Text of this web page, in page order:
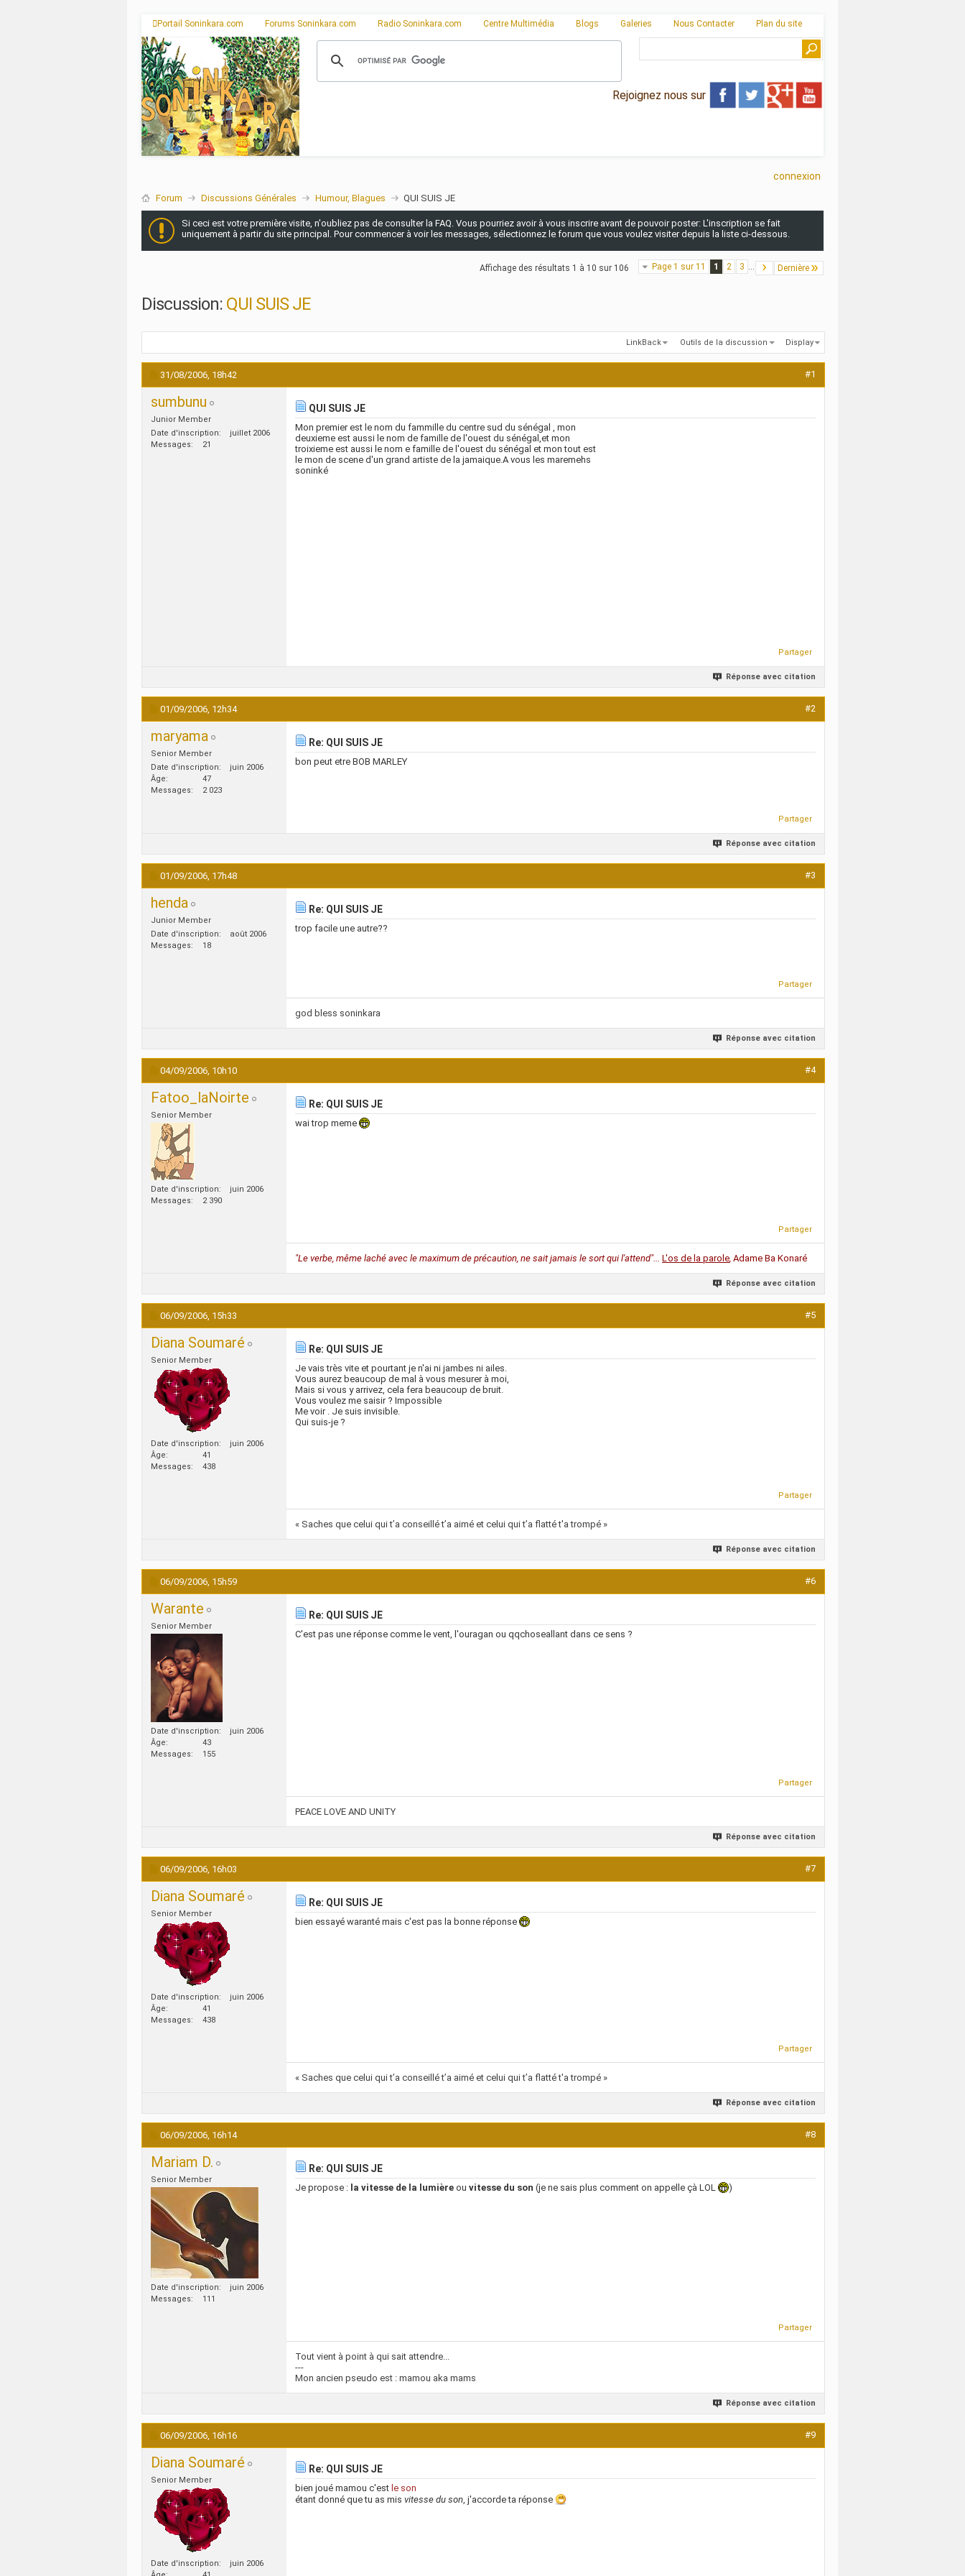
Portail Soninkara.com Forums Soninkara.com Radio Soninkara.com Centre Multimédia Blogs Galeries Nous Contacter Plan du site
Rejoignez nous sur
connexion
Forum Discussions Générales Humour, Blagues QUI SUIS JE
Si ceci est votre première visite, n'oubliez pas de consulter la FAQ. Vous pourriez avoir à vous inscrire avant de pouvoir poster: L'inscription se fait
uniquement à partir du site principal. Pour commencer à voir les messages, sélectionnez le forum que vous voulez visiter depuis la liste ci-dessous.
Page 1 sur 11 1 2 3 ... Dernière
Affichage des résultats 1 à 10 sur 106
Discussion: QUI SUIS JE
LinkBack Outils de la discussion Display
31/08/2006, 18h42 #1
sumbunu
Junior Member
Date d'inscription
juillet 2006
Messages
21
QUI SUIS JE
Mon premier est le nom du fammille du centre sud du sénégal , mon
deuxieme est aussi le nom de famille de l'ouest du sénégal,et mon
troixieme est aussi le nom e famille de l'ouest du sénégal et mon tout est
le mon de scene d'un grand artiste de la jamaique.A vous les maremehs
soninké
Partager
Réponse avec citation
01/09/2006, 12h34 #2
maryama
Senior Member
Date d'inscription
juin 2006
Âge
47
Messages
2 023
Re: QUI SUIS JE
bon peut etre BOB MARLEY
Partager
Réponse avec citation
01/09/2006, 17h48 #3
henda
Junior Member
Date d'inscription
août 2006
Messages
18
Re: QUI SUIS JE
trop facile une autre??
Partager
god bless soninkara
Réponse avec citation
04/09/2006, 10h10 #4
Fatoo_laNoirte
Senior Member
Date d'inscription
juin 2006
Messages
2 390
Re: QUI SUIS JE
wai trop meme
Partager
"Le verbe, même laché avec le maximum de précaution, ne sait jamais le sort qui l'attend"... L'os de la parole, Adame Ba Konaré
Réponse avec citation
06/09/2006, 15h33 #5
Diana Soumaré
Senior Member
Date d'inscription
juin 2006
Âge
41
Messages
438
Re: QUI SUIS JE
Je vais très vite et pourtant je n'ai ni jambes ni ailes.
Vous aurez beaucoup de mal à vous mesurer à moi,
Mais si vous y arrivez, cela fera beaucoup de bruit.
Vous voulez me saisir ? Impossible
Me voir . Je suis invisible.
Qui suis-je ?
Partager
« Saches que celui qui t’a conseillé t’a aimé et celui qui t’a flatté t'a trompé »
Réponse avec citation
06/09/2006, 15h59 #6
Warante
Senior Member
Date d'inscription
juin 2006
Âge
43
Messages
155
Re: QUI SUIS JE
C'est pas une réponse comme le vent, l'ouragan ou qqchoseallant dans ce sens ?
Partager
PEACE LOVE AND UNITY
Réponse avec citation
06/09/2006, 16h03 #7
Diana Soumaré
Senior Member
Date d'inscription
juin 2006
Âge
41
Messages
438
Re: QUI SUIS JE
bien essayé waranté mais c'est pas la bonne réponse
Partager
« Saches que celui qui t’a conseillé t’a aimé et celui qui t’a flatté t'a trompé »
Réponse avec citation
06/09/2006, 16h14 #8
Mariam D.
Senior Member
Date d'inscription
juin 2006
Messages
111
Re: QUI SUIS JE
Je propose : la vitesse de la lumière ou vitesse du son (je ne sais plus comment on appelle çà LOL )
Partager
Tout vient à point à qui sait attendre...
---
Mon ancien pseudo est : mamou aka mams
Réponse avec citation
06/09/2006, 16h16 #9
Diana Soumaré
Senior Member
Date d'inscription
juin 2006
Re: QUI SUIS JE
bien joué mamou c'est le son
étant donné que tu as mis vitesse du son, j'accorde ta réponse